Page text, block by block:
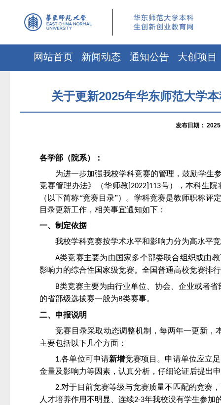
网站首页 新闻动态 通知公告 大创项目
关于更新2025年华东师范大学
发布日期：
各学部（院系）：
为进一步加强我校学科竞赛的管理，鼓励学生
竞赛管理办法》（华师教 [2022]113号），本科生院
（以下简称“竞赛目录”）。 学科竞赛是教师职称评
目录更新工作， 相关事宜通知如下：
一、制定依据
我校学科竞赛按学术水平和影响力分为高水平
A类竞赛主要为由国家多个部委联合组织或由
影响力的综合性国家级竞赛。全国普通高校竞赛排
B类竞赛主要为由行业单位、协会、企业或者
的省部级选拔赛一般为B类赛事。
二、申报说明
竞赛目录采取动态调整机制，每两年一更新，
主要包括以下几个方面：
1.各单位可申请新增竞赛项目。申请单位应立
金量及影响力等因素，认真分析，仔细论证后提出
2.对于目前竞赛等级与竞赛质量不匹配的竞赛
人才培养作用不明显、连续2-3年我校没有学生参加